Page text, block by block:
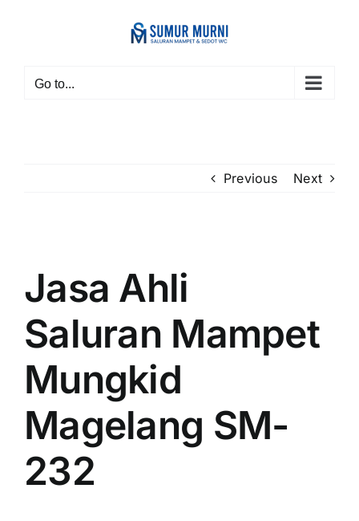
Go to...
Previous Next
Larger
Image
Jasa Ahli
Saluran Mampet
Mungkid
Magelang SM-
232